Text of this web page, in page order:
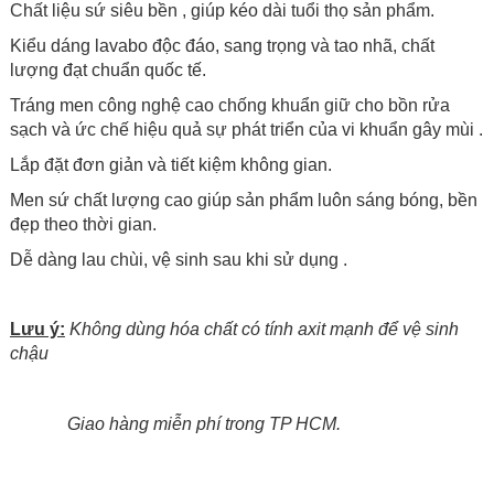
Chất liệu sứ siêu bền , giúp kéo dài tuổi thọ sản phẩm.
Kiểu dáng lavabo độc đáo, sang trọng và tao nhã, chất
lượng đạt chuẩn quốc tế.
Tráng men công nghệ cao chống khuẩn giữ cho bồn rửa
sạch và ức chế hiệu quả sự phát triển của vi khuẩn gây mùi .
Lắp đặt đơn giản và tiết kiệm không gian.
Men sứ chất lượng cao giúp sản phẩm luôn sáng bóng, bền
đẹp theo thời gian.
Dễ dàng lau chùi, vệ sinh sau khi sử dụng .
Lưu ý: Không dùng hóa chất có tính axit mạnh để vệ sinh
chậu
Giao hàng miễn phí trong TP HCM.